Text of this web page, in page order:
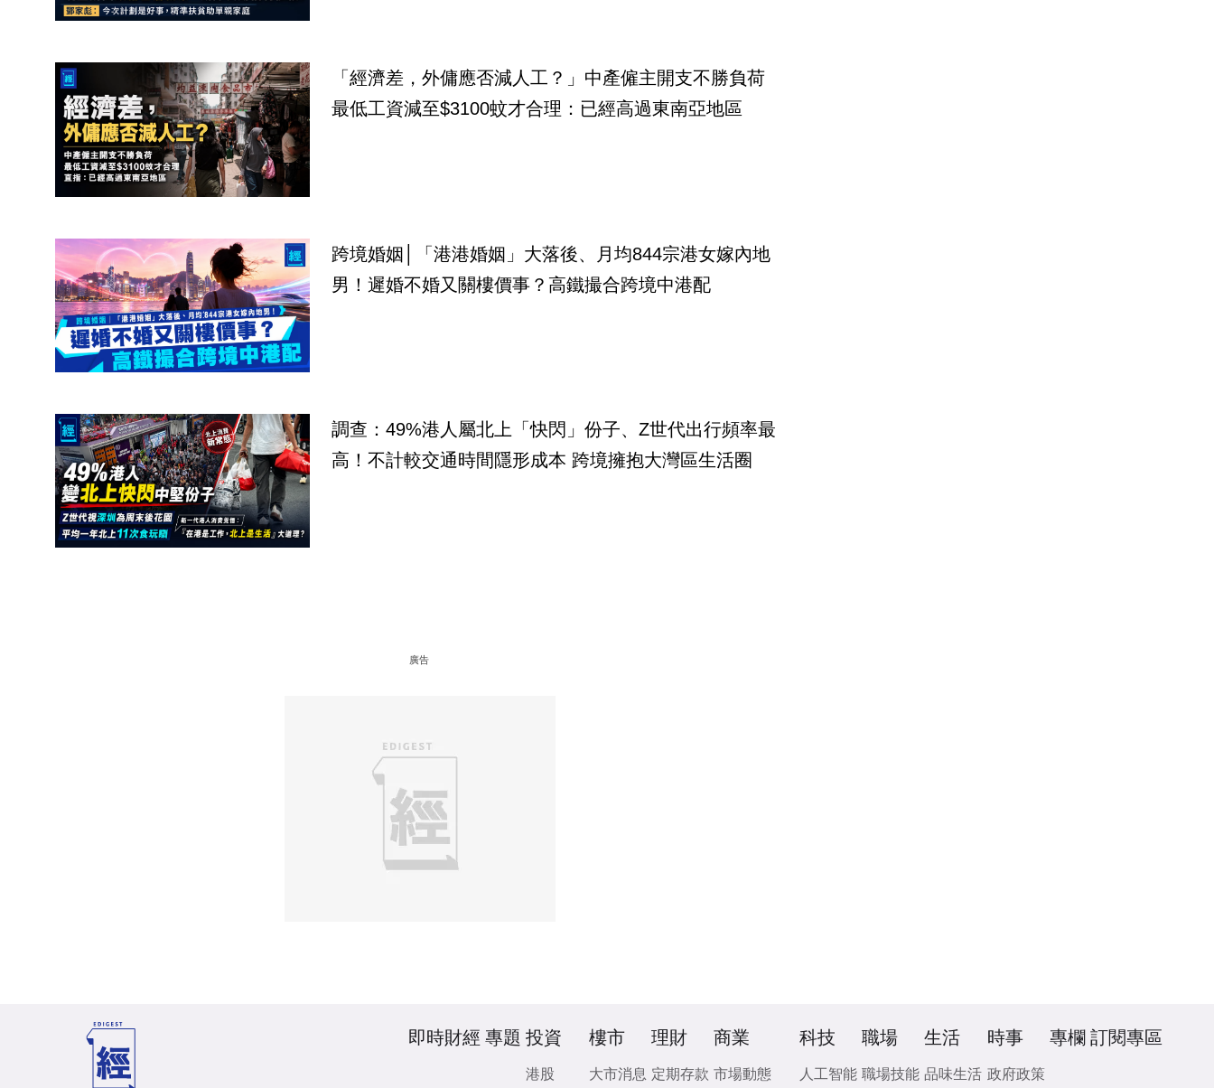
「經濟差，外傭應否減人工？」中產僱主開支不勝負荷
最低工資減至$3100蚊才合理：已經高過東南亞地區
跨境婚姻│「港港婚姻」大落後、月均844宗港女嫁內地
男！遲婚不婚又關樓價事？高鐵撮合跨境中港配
調查：49%港人屬北上「快閃」份子、Z世代出行頻率最
高！不計較交通時間隱形成本 跨境擁抱大灣區生活圈
廣告
即時財經 專題 投資
港股
樓市
大市消息
理財
定期存款
商業
市場動態
科技
人工智能
職場
職場技能
生活
品味生活
時事
政府政策
專欄 訂閱專區